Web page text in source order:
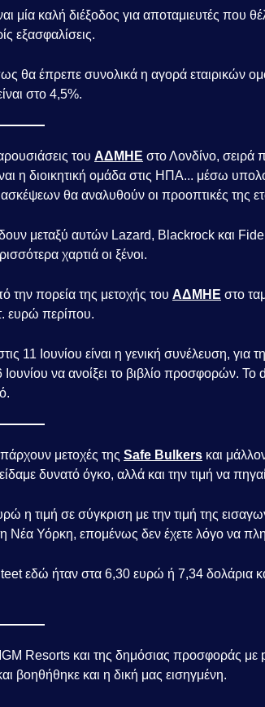
μία καλή διέξοδος για αποταμιευτές που
εξασφαλίσεις.
θα έπρεπε συνολικά η αγορά εταιρικών
στο 4,5%.
του ΑΔΜΗΕ στο Λονδίνο, σειρά
η διοικητική ομάδα στις ΗΠΑ... μέσω
θα αναλυθούν οι προοπτικές της
μεταξύ αυτών Lazard, Blackrock και
χαρτιά οι ξένοι.
την πορεία της μετοχής του ΑΔΜΗΕ στο
ευρώ περίπου.
11 Ιουνίου είναι η γενική συνέλευση, για
Ιουνίου να ανοίξει το βιβλίο προσφορών.
μετοχές της Safe Bulkers και
δυνατό όγκο, αλλά και την τιμή να
η τιμή σε σύγκριση με την τιμή της
Νέα Υόρκη, επομένως δεν έχετε λόγο να
εδώ ήταν στα 6,30 ευρώ ή 7,34 δολάρια
Resorts και της δημόσιας προσφοράς με
βοηθήθηκε και η δική μας εισηγμένη.